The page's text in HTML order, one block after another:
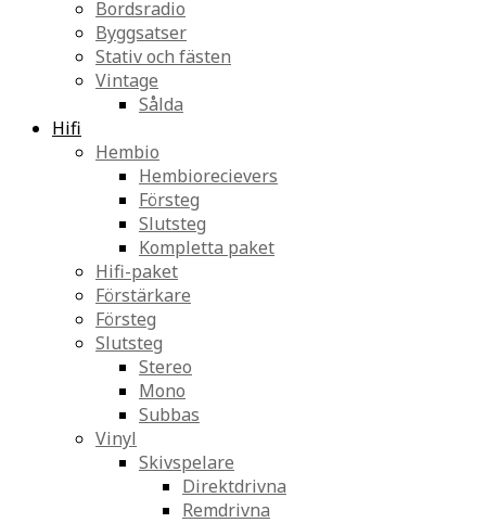
Bordsradio
Byggsatser
Stativ och fästen
Vintage
Sålda
Hifi
Hembio
Hembiorecievers
Försteg
Slutsteg
Kompletta paket
Hifi-paket
Förstärkare
Försteg
Slutsteg
Stereo
Mono
Subbas
Vinyl
Skivspelare
Direktdrivna
Remdrivna